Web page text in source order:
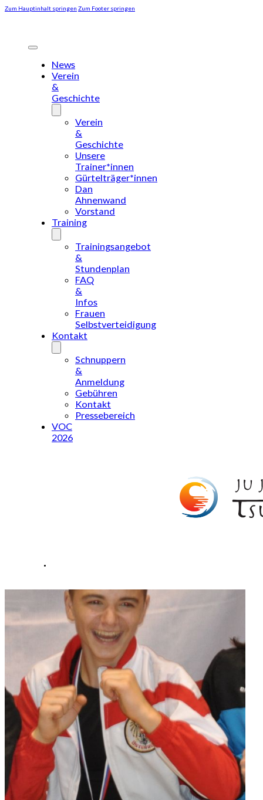
Zum Hauptinhalt springen Zum Footer springen
News
Verein
&
Geschichte
Verein
&
Geschichte
Unsere
Trainer*innen
Gürtelträger*innen
Dan
Ahnenwand
Vorstand
Training
Trainingsangebot
&
Stundenplan
FAQ
&
Infos
Frauen
Selbstverteidigung
Kontakt
Schnuppern
&
Anmeldung
Gebühren
Kontakt
Pressebereich
VOC
2026